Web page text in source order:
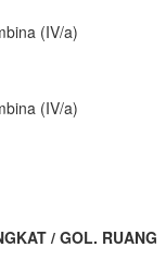
(IV/a)
(IV/a)
/ GOL. RUANG